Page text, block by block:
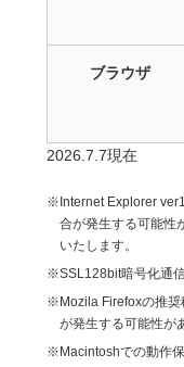
ブラウザ
2026.7.7現在
※Internet Explorer
合が発生する可能性
いたします。
※SSL128bit暗号化通
※Mozila Firefoxの推奨
が発生する可能性が
※Macintoshでの動作保